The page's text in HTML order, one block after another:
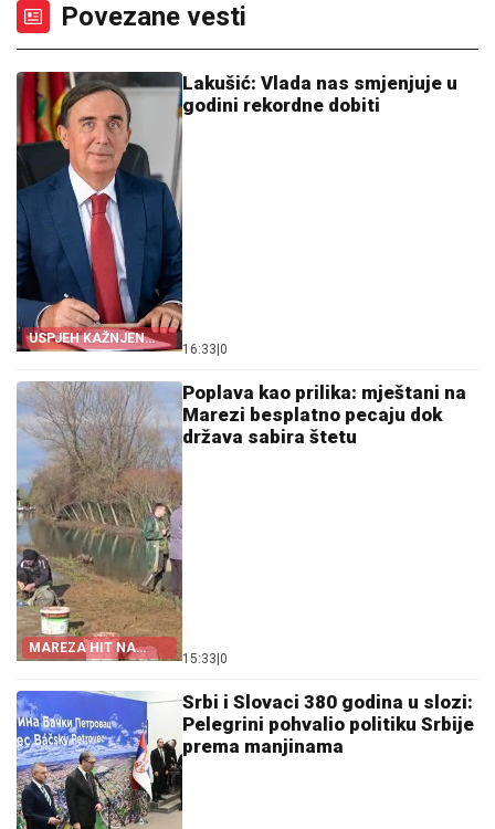
Povezane vesti
USPJEH KAŽNJEN
SMJENOM
Lakušić: Vlada nas smjenjuje u
godini rekordne dobiti
16:33 0
MAREZA HIT NA
MREŽAMA
Poplava kao prilika: mještani na
Marezi besplatno pecaju dok
država sabira štetu
15:33 0
Srbi i Slovaci 380 godina u slozi:
Pelegrini pohvalio politiku Srbije
prema manjinama